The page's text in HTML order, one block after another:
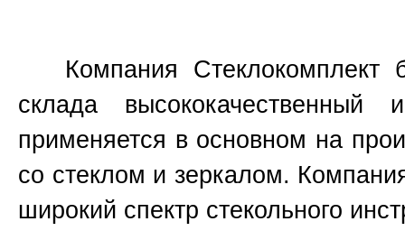
Компания Стеклокомплект
склада высококачественный
применяется в основном на
со стеклом и зеркалом.
широкий спектр стекольного